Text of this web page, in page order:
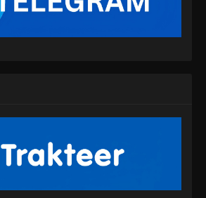
Subtitle Indonesia
Supreme God Emperor Episode 401
Eps 401 - Supreme God Emperor Episode 401